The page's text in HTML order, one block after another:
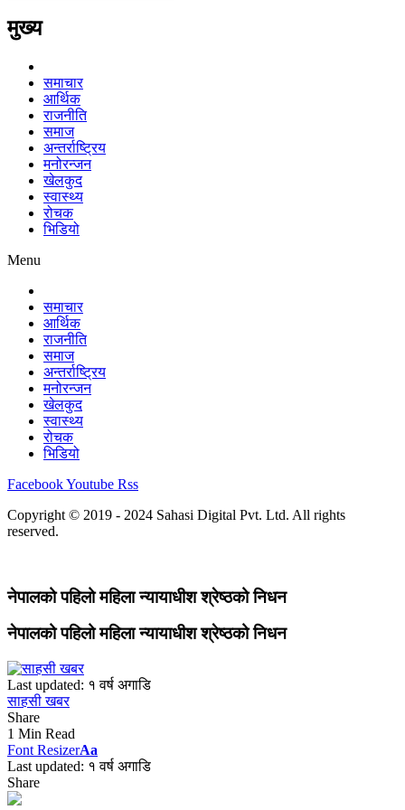
मुख्य
समाचार
आर्थिक
राजनीति
समाज
अन्तर्राष्ट्रिय
मनोरन्जन
खेलकुद
स्वास्थ्य
रोचक
भिडियो
Menu
समाचार
आर्थिक
राजनीति
समाज
अन्तर्राष्ट्रिय
मनोरन्जन
खेलकुद
स्वास्थ्य
रोचक
भिडियो
FacebookYoutube Rss
Copyright © 2019 - 2024 Sahasi Digital Pvt. Ltd. All rights
reserved.
नेपालको पहिलो महिला न्यायाधीश श्रेष्ठको निधन
नेपालको पहिलो महिला न्यायाधीश श्रेष्ठको निधन
Last updated: १ वर्ष अगाडि
साहसी खबर
Share
1 Min Read
Font ResizerAa
Last updated: १ वर्ष अगाडि
Share